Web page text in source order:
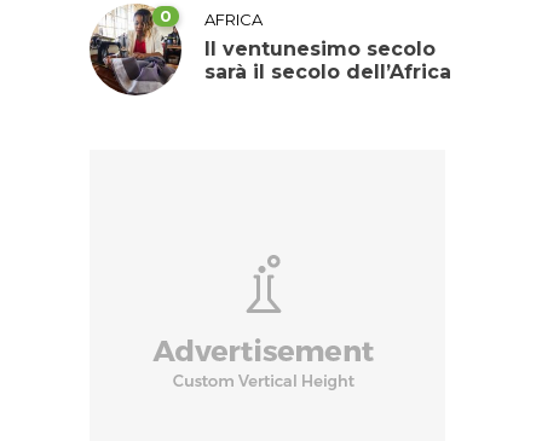
0 AFRICA
Il ventunesimo secolo
sarà il secolo dell’Africa